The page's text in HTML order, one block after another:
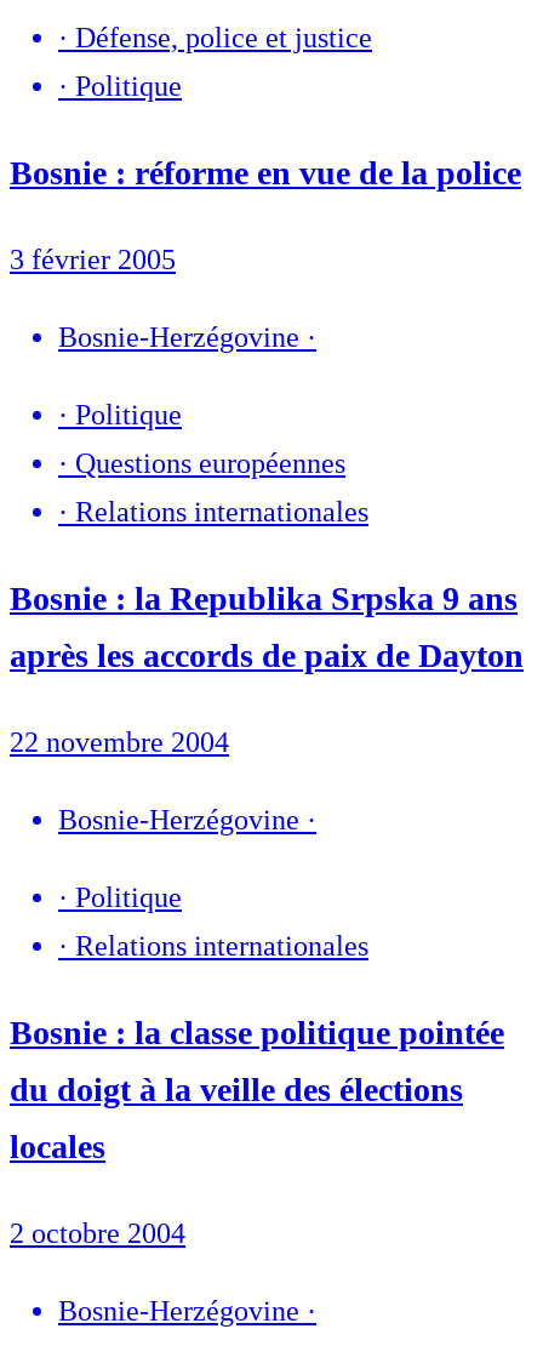
· Défense, police et justice
· Politique
Bosnie : réforme en vue de la police
3 février 2005
Bosnie-Herzégovine ·
· Politique
· Questions européennes
· Relations internationales
Bosnie : la Republika Srpska 9 ans
après les accords de paix de Dayton
22 novembre 2004
Bosnie-Herzégovine ·
· Politique
· Relations internationales
Bosnie : la classe politique pointée
du doigt à la veille des élections
locales
2 octobre 2004
Bosnie-Herzégovine ·